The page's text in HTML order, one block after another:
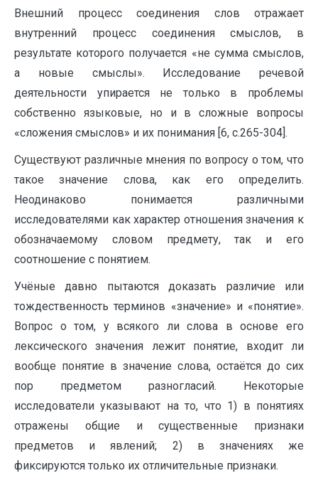
Внешний процесс соединения слов отражает
внутренний процесс соединения смыслов, в
результате которого получается «не сумма смыслов,
а новые смыслы». Исследование речевой
деятельности упирается не только в проблемы
собственно языковые, но и в сложные вопросы
«сложения смыслов» и их понимания [6, c.265-304].
Существуют различные мнения по вопросу о том, что
такое значение слова, как его определить.
Неодинаково понимается различными
исследователями как характер отношения значения к
обозначаемому словом предмету, так и его
соотношение с понятием.
Учёные давно пытаются доказать различие или
тождественность терминов «значение» и «понятие».
Вопрос о том, у всякого ли слова в основе его
лексического значения лежит понятие, входит ли
вообще понятие в значение слова, остаётся до сих
пор предметом разногласий. Некоторые
исследователи указывают на то, что 1) в понятиях
отражены общие и существенные признаки
предметов и явлений; 2) в значениях же
фиксируются только их отличительные признаки.